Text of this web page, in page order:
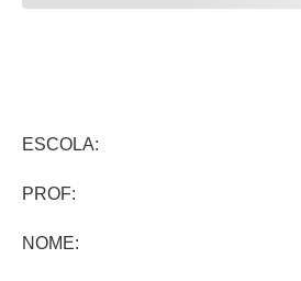
ESCOLA:
PROF:
NOME: